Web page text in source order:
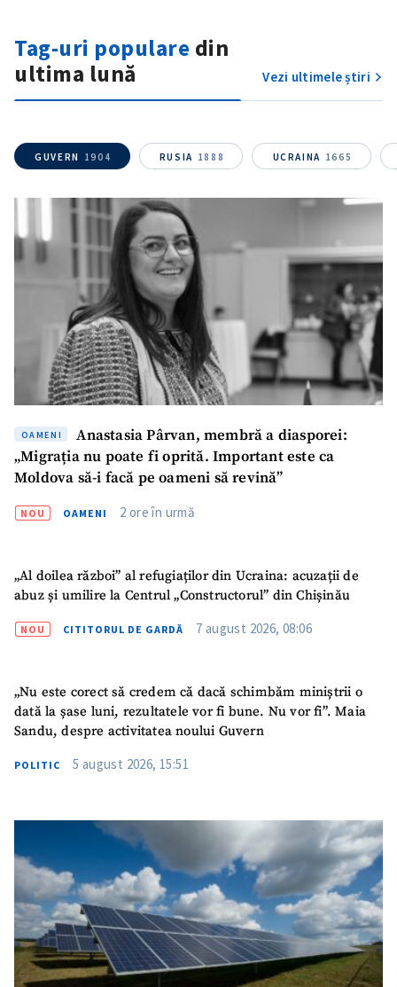
Tag-uri populare din
ultima lună
Vezi ultimele știri
GUVERN 1904 RUSIA 1888 UCRAINA 1665
OAMENI
Anastasia Pârvan, membră a diasporei:
„Migrația nu poate fi oprită. Important este ca
Moldova să-i facă pe oameni să revină”
NOU OAMENI 2 ore în urmă
„Al doilea război” al refugiaților din Ucraina: acuzații de
abuz și umilire la Centrul „Constructorul” din Chișinău
NOU CITITORUL DE GARDĂ 7 august 2026, 08:06
„Nu este corect să credem că dacă schimbăm miniștrii o
dată la șase luni, rezultatele vor fi bune. Nu vor fi”. Maia
Sandu, despre activitatea noului Guvern
POLITIC 5 august 2026, 15:51
Titlu știre
+ Adaugă titlu
Fotografie
+ Încarcă imagine
Link media+ Link media